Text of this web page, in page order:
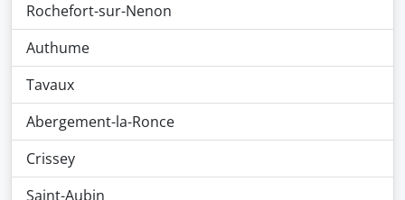
Rochefort-sur-Nenon
Authume
Tavaux
Abergement-la-Ronce
Crissey
Saint-Aubin